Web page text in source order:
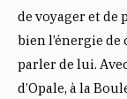
de voyager et
bien l’énergie de
parler de lui.
d’Opale, à la